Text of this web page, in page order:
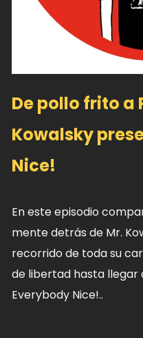
De pollo frito a
Kowalsky
Nice!
En este episodio
mente detrás de Mr.
recorrido de toda su
de libertad hasta llegar
Everybody Nice!..